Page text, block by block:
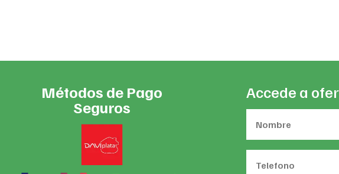
Métodos de Pago
Seguros
Accede a